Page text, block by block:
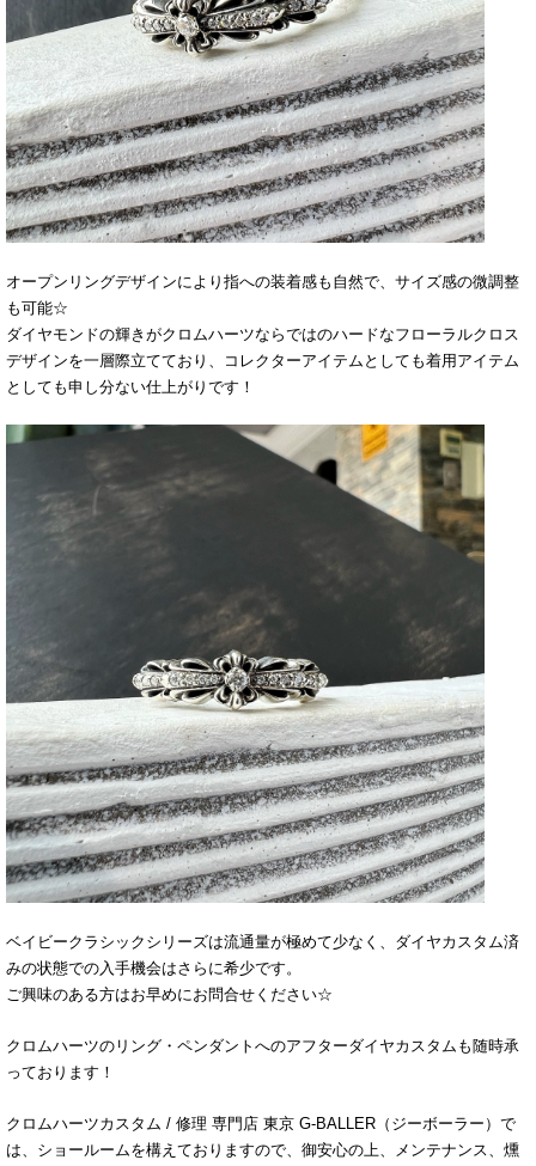
オープンリングデザインにより指への装着感も自然で、サイズ感の微調整
も可能☆
ダイヤモンドの輝きがクロムハーツならではのハードなフローラルクロス
デザインを一層際立てており、コレクターアイテムとしても着用アイテム
としても申し分ない仕上がりです！
ベイビークラシックシリーズは流通量が極めて少なく、ダイヤカスタム済
みの状態での入手機会はさらに希少です。
ご興味のある方はお早めにお問合せください☆
クロムハーツのリング・ペンダントへのアフターダイヤカスタムも随時承
っております！
クロムハーツカスタム / 修理 専門店 東京 G-BALLER（ジーボーラー）で
は、ショールームを構えておりますので、御安心の上、メンテナンス、燻